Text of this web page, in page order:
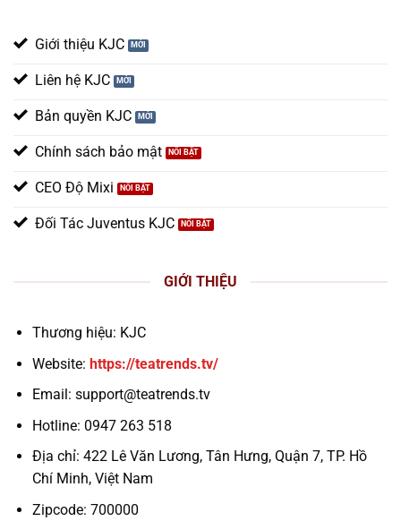
Giới thiệu KJC
Liên hệ KJC
Bản quyền KJC
Chính sách bảo mật
CEO Độ Mixi
Đối Tác Juventus KJC
GIỚI THIỆU
Thương hiệu: KJC
Website: https://teatrends.tv/
Email: support@teatrends.tv
Hotline: 0947 263 518
Địa chỉ: 422 Lê Văn Lương, Tân Hưng, Quận 7, TP. Hồ
Chí Minh, Việt Nam
Zipcode: 700000